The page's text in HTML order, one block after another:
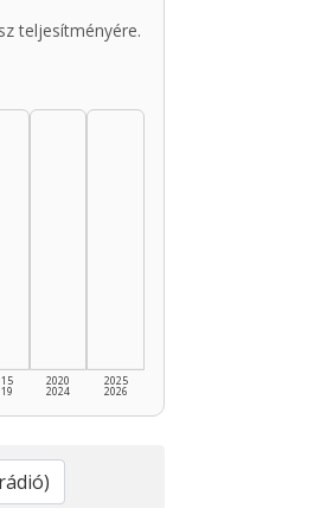
teljesítményére.
2020
2024
2025
2026